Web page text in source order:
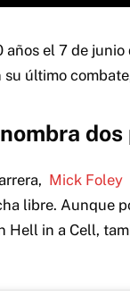
años el 7 de
último
Mick Foley
libre. Aunque
Hell in a Cell,